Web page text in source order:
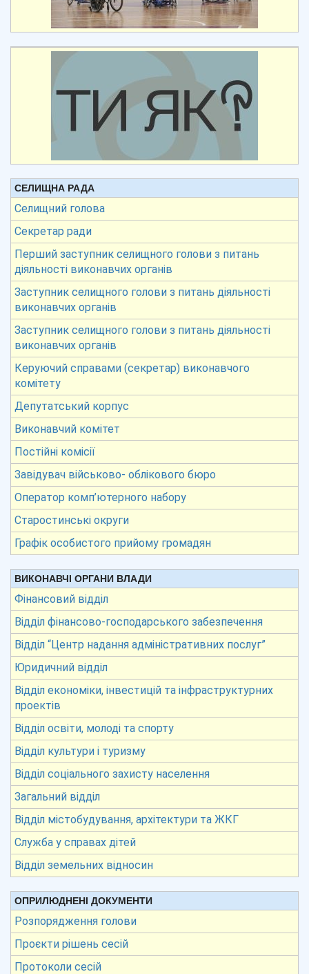
СЕЛИЩНА РАДА
Селищний голова
Секретар ради
Перший заступник селищного голови з питань
діяльності виконавчих органів
Заступник селищного голови з питань діяльності
виконавчих органів
Заступник селищного голови з питань діяльності
виконавчих органів
Керуючий справами (секретар) виконавчого
комітету
Депутатський корпус
Виконавчий комітет
Постійні комісії
Завідувач військово- облікового бюро
Оператор комп’ютерного набору
Старостинські округи
Графік особистого прийому громадян
ВИКОНАВЧІ ОРГАНИ ВЛАДИ
Фінансовий відділ
Відділ фінансово-господарського забезпечення
Відділ “Центр надання адміністративних послуг”
Юридичний відділ
Відділ економіки, інвестицій та інфраструктурних
проектів
Відділ освіти, молоді та спорту
Відділ культури і туризму
Відділ соціального захисту населення
Загальний відділ
Відділ містобудування, архітектури та ЖКГ
Служба у справах дітей
Відділ земельних відносин
ОПРИЛЮДНЕНІ ДОКУМЕНТИ
Розпорядження голови
Проєкти рішень сесій
Протоколи сесій